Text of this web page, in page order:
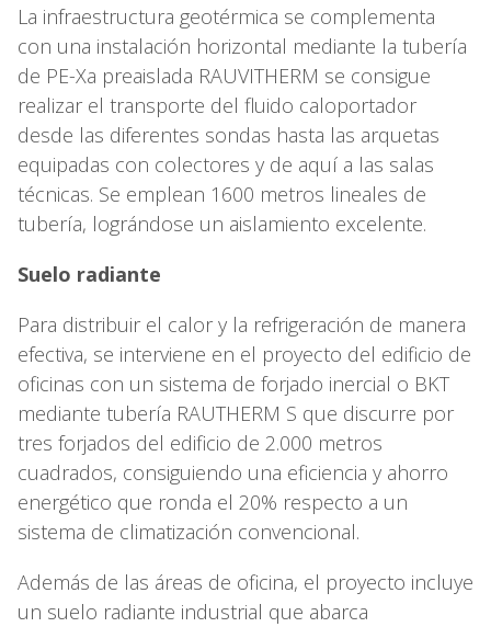
La infraestructura geotérmica se complementa
con una instalación horizontal mediante la tubería
de PE-Xa preaislada RAUVITHERM se consigue
realizar el transporte del fluido caloportador
desde las diferentes sondas hasta las arquetas
equipadas con colectores y de aquí a las salas
técnicas. Se emplean 1600 metros lineales de
tubería, lográndose un aislamiento excelente.
Suelo radiante
Para distribuir el calor y la refrigeración de manera
efectiva, se interviene en el proyecto del edificio de
oficinas con un sistema de forjado inercial o BKT
mediante tubería RAUTHERM S que discurre por
tres forjados del edificio de 2.000 metros
cuadrados, consiguiendo una eficiencia y ahorro
energético que ronda el 20% respecto a un
sistema de climatización convencional.
Además de las áreas de oficina, el proyecto incluye
un suelo radiante industrial que abarca